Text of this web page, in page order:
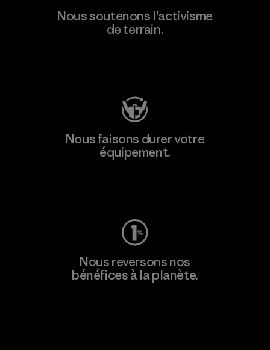
Nous soutenons l'activisme
de terrain.
Nous faisons durer votre
équipement.
Nous reversons nos
bénéfices à la planète.